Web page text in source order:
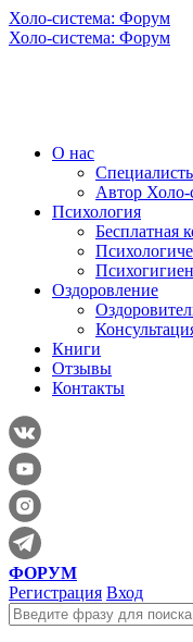
Холо-система: Форум
Холо-система: Форум
О нас
Автор Холо-
Психология
Бесплатная
Оздоровление
Книги
Отзывы
Контакты
ФОРУМ
Регистрация Вход